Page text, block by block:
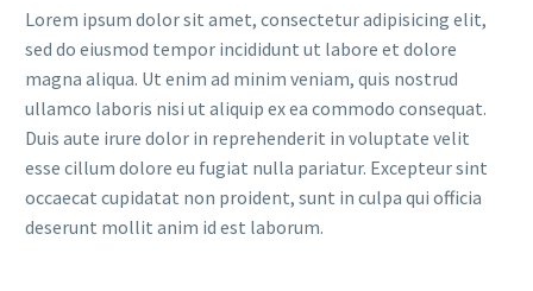
Lorem ipsum dolor sit amet, consectetur adipisicing elit,
sed do eiusmod tempor incididunt ut labore et dolore
magna aliqua. Ut enim ad minim veniam, quis nostrud
ullamco laboris nisi ut aliquip ex ea commodo consequat.
Duis aute irure dolor in reprehenderit in voluptate velit
esse cillum dolore eu fugiat nulla pariatur. Excepteur sint
occaecat cupidatat non proident, sunt in culpa qui officia
deserunt mollit anim id est laborum.